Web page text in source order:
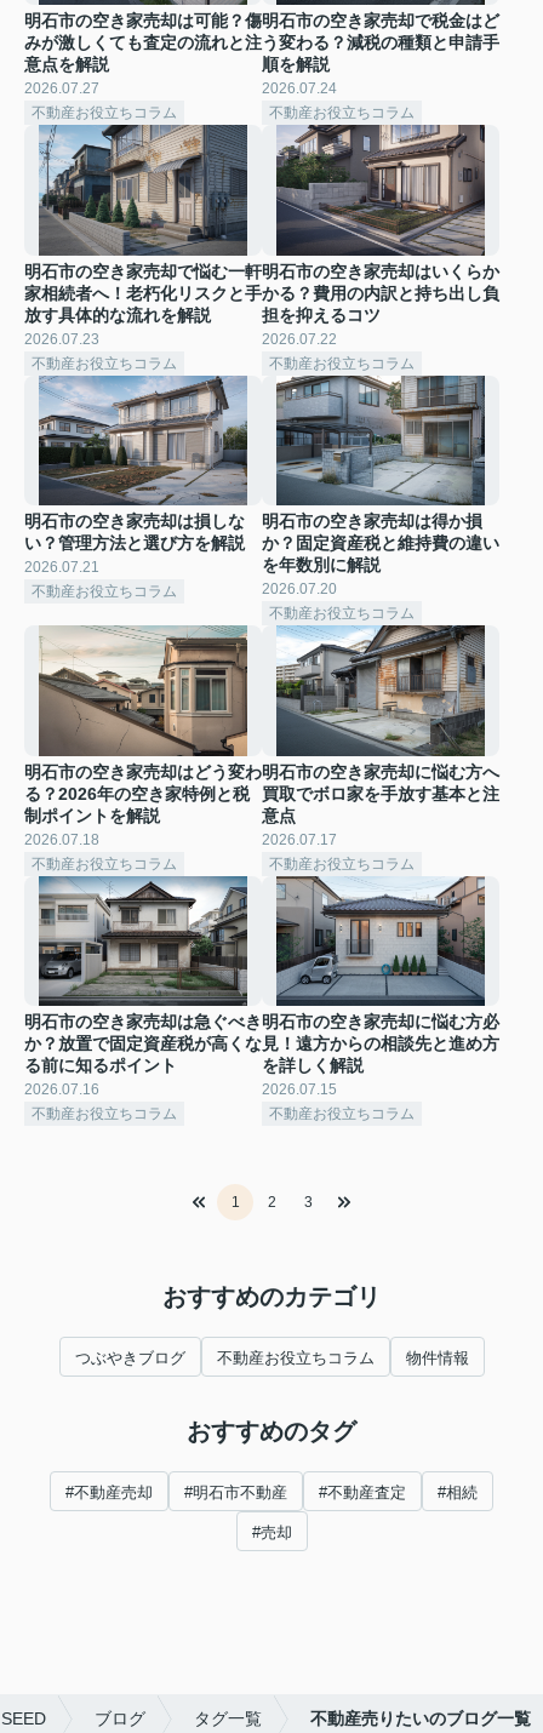
明石市の空き家売却は可能？傷
みが激しくても査定の流れと注
意点を解説
2026.07.27
不動産お役立ちコラム
明石市の空き家売却で税金はど
う変わる？減税の種類と申請手
順を解説
2026.07.24
不動産お役立ちコラム
明石市の空き家売却で悩む一軒
家相続者へ！老朽化リスクと手
放す具体的な流れを解説
2026.07.23
不動産お役立ちコラム
明石市の空き家売却はいくらか
かる？費用の内訳と持ち出し負
担を抑えるコツ
2026.07.22
不動産お役立ちコラム
明石市の空き家売却は損しな
い？管理方法と選び方を解説
2026.07.21
不動産お役立ちコラム
明石市の空き家売却は得か損
か？固定資産税と維持費の違い
を年数別に解説
2026.07.20
不動産お役立ちコラム
明石市の空き家売却はどう変わ
る？2026年の空き家特例と税
制ポイントを解説
2026.07.18
不動産お役立ちコラム
明石市の空き家売却に悩む方へ
買取でボロ家を手放す基本と注
意点
2026.07.17
不動産お役立ちコラム
明石市の空き家売却は急ぐべき
か？放置で固定資産税が高くな
る前に知るポイント
2026.07.16
不動産お役立ちコラム
明石市の空き家売却に悩む方必
見！遠方からの相談先と進め方
を詳しく解説
2026.07.15
不動産お役立ちコラム
1 2 3
おすすめのカテゴリ
つぶやきブログ 不動産お役立ちコラム 物件情報
おすすめのタグ
#不動産売却 #明石市不動産 #不動産査定 #相続
#売却
ブログ タグ一覧 不動産売りたいのブログ一覧